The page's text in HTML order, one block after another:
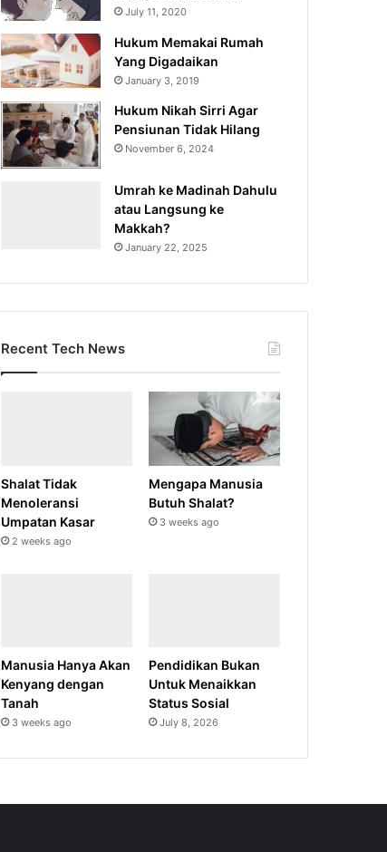
July 11, 2020
Hukum Memakai Rumah
Yang Digadaikan
January 3, 2019
Hukum Nikah Sirri Agar
Pensiunan Tidak Hilang
November 6, 2024
Umrah ke Madinah Dahulu
atau Langsung ke
Makkah?
January 22, 2025
Recent Tech News
Shalat Tidak
Menoleransi
Umpatan Kasar
2 weeks ago
Mengapa Manusia
Butuh Shalat?
3 weeks ago
Manusia Hanya Akan
Kenyang dengan
Tanah
3 weeks ago
Pendidikan Bukan
Untuk Menaikkan
Status Sosial
July 8, 2026